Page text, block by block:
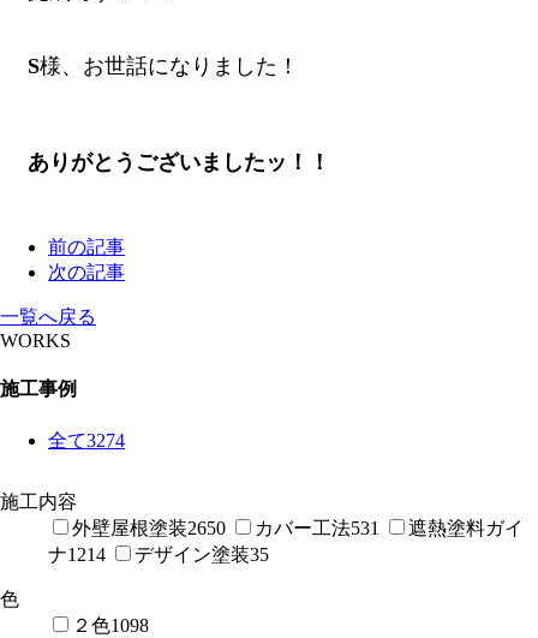
S様、お世話になりました！
ありがとうございましたッ！！
前の記事
次の記事
一覧へ戻る
WORKS
施工事例
全て3274
施工内容
外壁屋根塗装2650 カバー工法531
遮熱塗料ガイ
ナ1214 デザイン塗装35
色
２色1098